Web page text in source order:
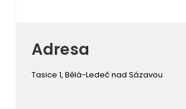
Adresa
Tasice 1, Bělá-Ledeč nad Sázavou